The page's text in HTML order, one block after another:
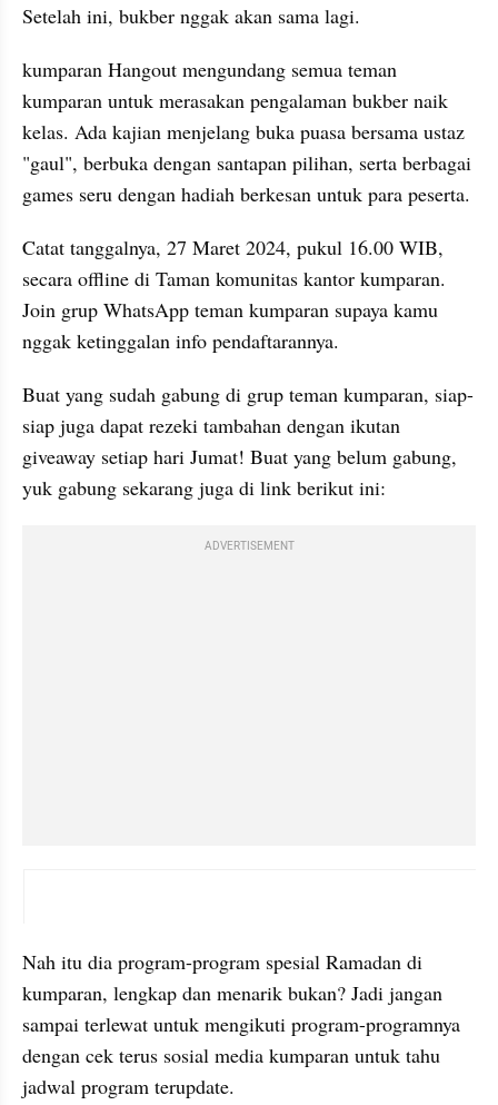
Setelah ini, bukber nggak akan sama lagi.
kumparan Hangout mengundang semua teman
kumparan untuk merasakan pengalaman bukber naik
kelas. Ada kajian menjelang buka puasa bersama ustaz
"gaul", berbuka dengan santapan pilihan, serta berbagai
games seru dengan hadiah berkesan untuk para peserta.
Catat tanggalnya, 27 Maret 2024, pukul 16.00 WIB,
secara offline di Taman komunitas kantor kumparan.
Join grup WhatsApp teman kumparan supaya kamu
nggak ketinggalan info pendaftarannya.
Buat yang sudah gabung di grup teman kumparan, siap-
siap juga dapat rezeki tambahan dengan ikutan
giveaway setiap hari Jumat! Buat yang belum gabung,
yuk gabung sekarang juga di link berikut ini:
ADVERTISEMENT
Nah itu dia program-program spesial Ramadan di
kumparan, lengkap dan menarik bukan? Jadi jangan
sampai terlewat untuk mengikuti program-programnya
dengan cek terus sosial media kumparan untuk tahu
jadwal program terupdate.